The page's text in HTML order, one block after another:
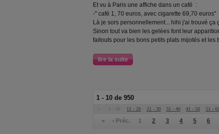
Et vu à Paris une affiche dans un café :
-" café 1, 70 euros, avec cigarette 69,70 euros"
Là je sors personnellement... hihi j'ai trouvé
Sinon tout va bien les gelées font leur
faitouts pour les bons petits plats mijotés et les
lire la suite
1 - 10 de 950
« 1 - 10 11 - 20 21 - 30 31 - 40 41 - 50 51 -
« ‹ Préc. 1 2 3 4 5 6